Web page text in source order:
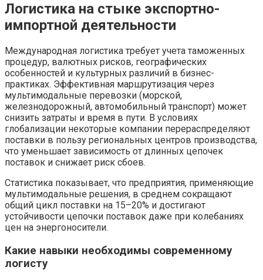
Логистика на стыке экспортно-
импортной деятельности
Международная логистика требует учета таможенных
процедур, валютных рисков, географических
особенностей и культурных различий в бизнес-
практиках. Эффективная маршрутизация через
мультимодальные перевозки (морской,
железнодорожный, автомобильный транспорт) может
снизить затраты и время в пути. В условиях
глобализации некоторые компании перераспределяют
поставки в пользу региональных центров производства,
что уменьшает зависимость от длинных цепочек
поставок и снижает риск сбоев.
Статистика показывает, что предприятия, применяющие
мультимодальные решения, в среднем сокращают
общий цикл поставки на 15–20% и достигают
устойчивости цепочки поставок даже при колебаниях
цен на энергоносители.
Какие навыки необходимы современному
логисту